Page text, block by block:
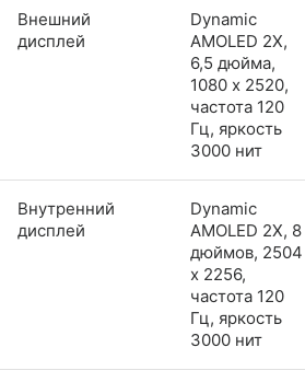
Внешний
дисплей
Dynamic
AMOLED 2X,
6,5 дюйма,
1080 x 2520,
частота 120
Гц, яркость
3000 нит
Внутренний
дисплей
Dynamic
AMOLED 2X, 8
дюймов, 2504
x 2256,
частота 120
Гц, яркость
3000 нит